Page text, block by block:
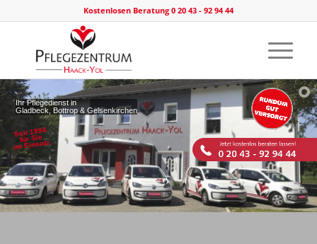
Kostenlosen Beratung 0 20 43 - 92 94 44
Ihr Pflegedienst in
Gladbeck, Bottrop & Gelsenkirchen
Seit 1994
für Sie
im Einsatz